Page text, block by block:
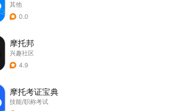
其他
0.0
摩托邦
兴趣社区
4.9
摩托考证宝典
技能/职称考试